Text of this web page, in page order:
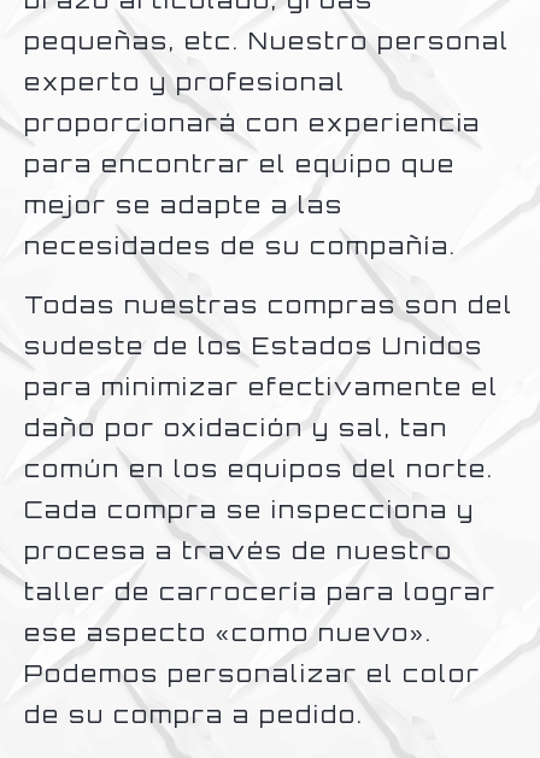
pequeñas, etc. Nuestro personal
experto y profesional
proporcionará con experiencia
para encontrar el equipo que
mejor se adapte a las
necesidades de su compañía.
Todas nuestras compras son del
sudeste de los Estados Unidos
para minimizar efectivamente el
daño por oxidación y sal, tan
común en los equipos del norte.
Cada compra se inspecciona y
procesa a través de nuestro
taller de carrocería para lograr
ese aspecto «como nuevo».
Podemos personalizar el color
de su compra a pedido.